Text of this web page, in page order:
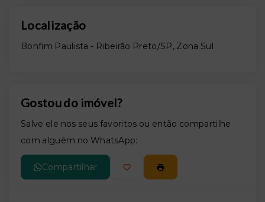
Localização
Bonfim Paulista - Ribeirão Preto/SP, Zona Sul
Gostou do imóvel?
Salve ele nos seus favoritos ou então compartilhe
com alguém no WhatsApp:
Compartilhar